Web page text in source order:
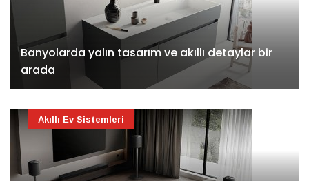
Banyolarda yalın tasarım ve akıllı detaylar bir
arada
Akıllı Ev Sistemleri